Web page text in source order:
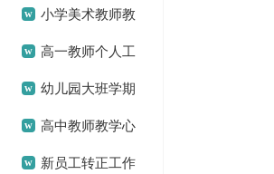
小学美术教师教
学工作总结11篇
高一教师个人工
作总结幼儿园大班学期
工作总结15篇
高中教师教学心
得体会新员工转正工作